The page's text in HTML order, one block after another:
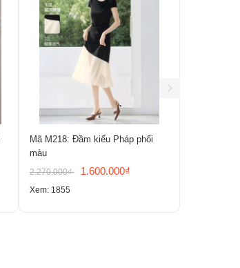
Mã M218: Đầm kiểu Pháp phối
màu
2.270.000₫ 1.600.000₫
Xem: 1855